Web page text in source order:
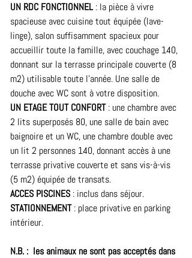
UN RDC FONCTIONNEL : la pièce à vivre
spacieuse avec cuisine tout équipée (lave-
linge), salon suffisamment spacieux pour
accueillir toute la famille, avec couchage 140,
donnant sur la terrasse principale couverte (8
m2) utilisable toute l’année. Une salle de
douche avec WC sont à votre disposition.
UN ETAGE TOUT CONFORT : une chambre avec
2 lits superposés 80, une salle de bain avec
baignoire et un WC, une chambre double avec
un lit 2 personnes 140, donnant accès à une
terrasse privative couverte et sans vis-à-vis
(5 m2) équipée de transats.
ACCES PISCINES : inclus dans séjour.
STATIONNEMENT : place privative en parking
intérieur.
N.B. :  les animaux ne sont pas acceptés dans